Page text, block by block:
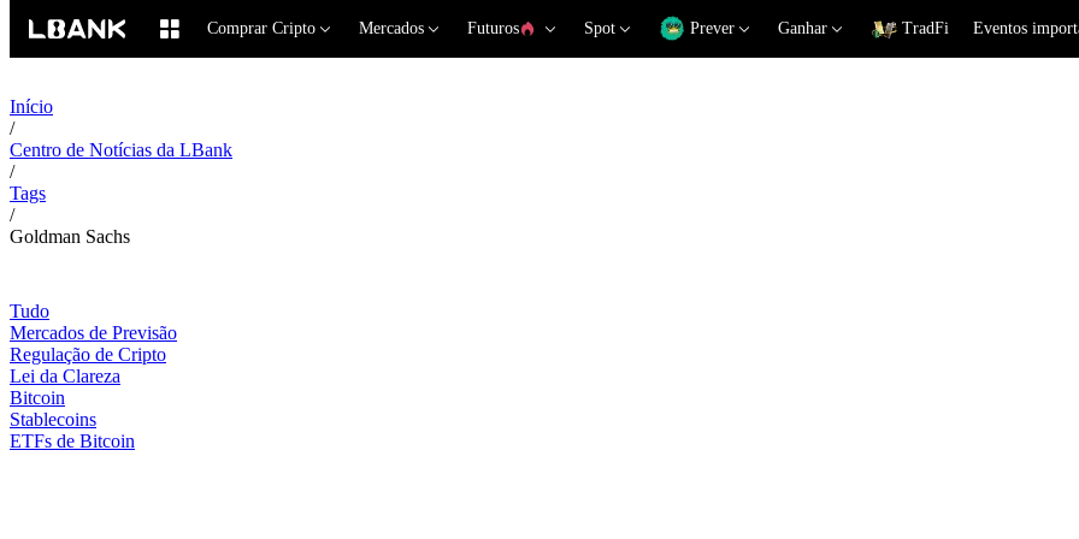
Comprar Cripto Mercados Futuros Spot Prever Ganhar TradFi Eventos
Início
/
Centro de Notícias da LBank
/
Tags
/
Goldman Sachs
Tudo
Mercados de Previsão
Regulação de Cripto
Lei da Clareza
Bitcoin
Stablecoins
ETFs de Bitcoin